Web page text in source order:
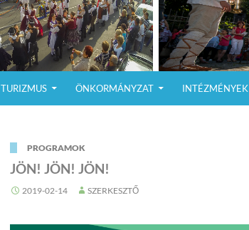
TURIZMUS ÖNKORMÁNYZAT INTÉZMÉNYEK
PROGRAMOK
JÖN! JÖN! JÖN!
2019-02-14 SZERKESZTŐ